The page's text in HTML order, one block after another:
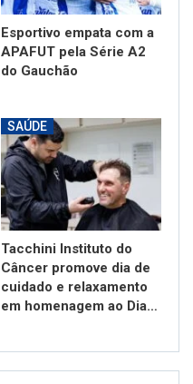
Esportivo empata com a
APAFUT pela Série A2
do Gauchão
SAÚDE
Tacchini Instituto do
Câncer promove dia de
cuidado e relaxamento
em homenagem ao Dia…